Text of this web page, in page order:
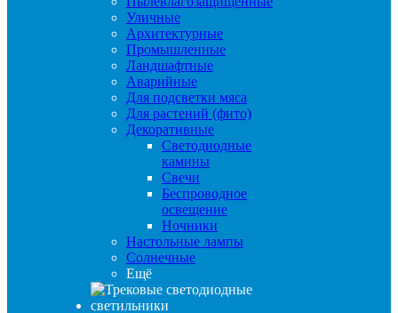
Уличные
Архитектурные
Промышленные
Ландшафтные
Аварийные
Для подсветки мяса
Для растений (фито)
Декоративные
Светодиодные
камины
Свечи
Беспроводное
освещение
Ночники
Настольные лампы
Солнечные
Ещё